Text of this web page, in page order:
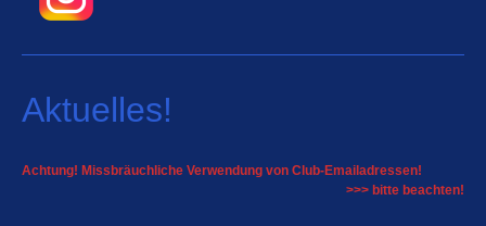
Aktuelles!
Achtung! Missbräuchliche Verwendung von Club-Emailadressen!
>>> bitte beachten!